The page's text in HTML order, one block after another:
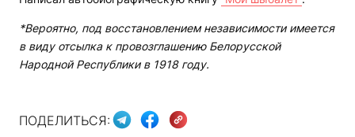
*Вероятно, под восстановлением независимости имеется
в виду отсылка к провозглашению Белорусской
Народной Республики в 1918 году.
ПОДЕЛИТЬСЯ: